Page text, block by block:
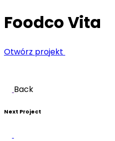
Foodco Vita
Otwórz projekt
Back
Next Project